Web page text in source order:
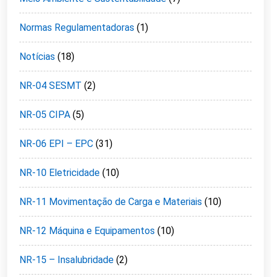
Normas Regulamentadoras (1)
Notícias (18)
NR-04 SESMT (2)
NR-05 CIPA (5)
NR-06 EPI – EPC (31)
NR-10 Eletricidade (10)
NR-11 Movimentação de Carga e Materiais (10)
NR-12 Máquina e Equipamentos (10)
NR-15 – Insalubridade (2)